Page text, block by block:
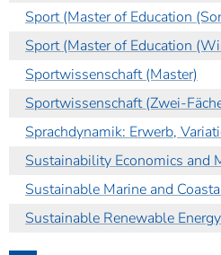
Sport (Master of Education
Sport (Master of Education
Sportwissenschaft (Master)
Sportwissenschaft (Zwei-
Sprachdynamik: Erwerb,
Sustainability Economics and
Sustainable Marine and
Sustainable Renewable